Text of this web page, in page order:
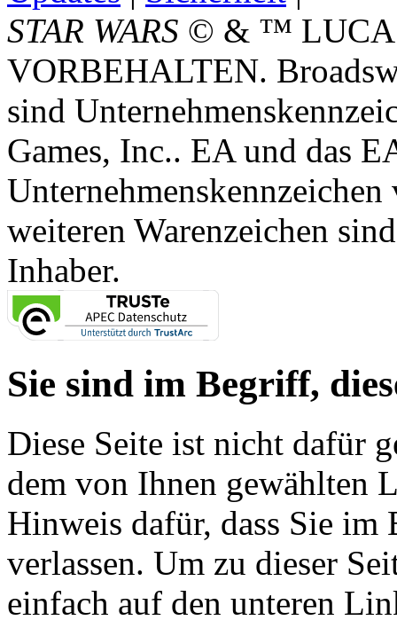
STAR WARS © & ™
VORBEHALTEN.
sind
Games, Inc.. EA und das
weiteren Warenzeichen
Inhaber.
Sie sind im Begriff,
Diese Seite ist nicht dafür
dem von Ihnen gewählten
Hinweis dafür, dass Sie im
verlassen. Um zu dieser
einfach auf den unteren